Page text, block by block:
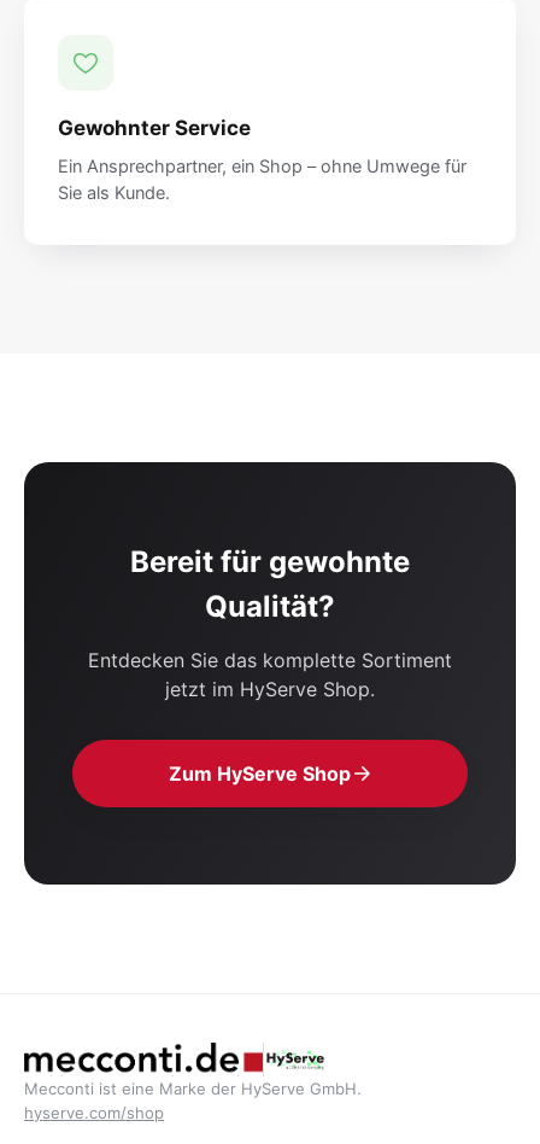
Gewohnter Service
Ein Ansprechpartner, ein Shop – ohne Umwege für
Sie als Kunde.
Bereit für gewohnte
Qualität?
Entdecken Sie das komplette Sortiment
jetzt im HyServe Shop.
Zum HyServe Shop
Mecconti ist eine Marke der HyServe GmbH.
hyserve.com/shop